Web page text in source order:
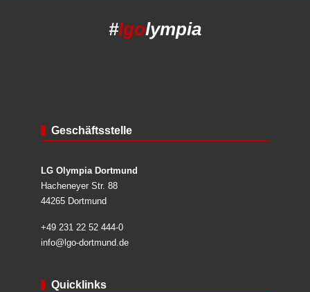
#lgolympia
Geschäftsstelle
LG Olympia Dortmund
Hacheneyer Str. 88
44265 Dortmund
+49 231 22 52 444-0
info@lgo-dortmund.de
Quicklinks